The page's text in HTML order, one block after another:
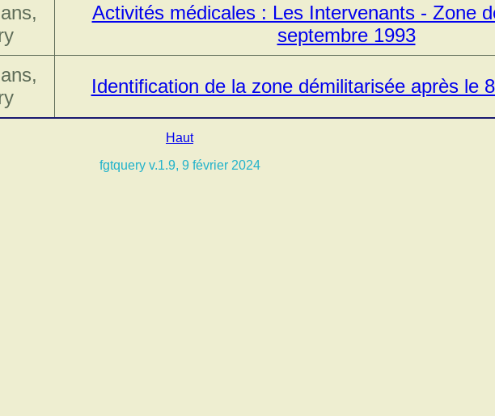
Activités médicales : Les Intervenants - Zone
septembre 1993
Identification de la zone démilitarisée après le
Haut
fgtquery v.1.9, 9 février 2024